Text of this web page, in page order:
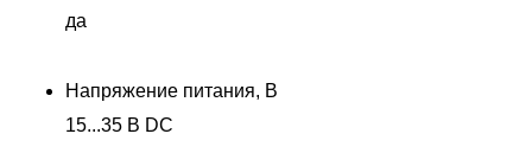
да
Напряжение питания, В
15...35 В DC